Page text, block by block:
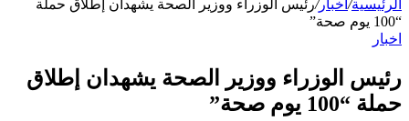
الرئيسية/ اخبار/رئيس الوزراء ووزير الصحة يشهدان إطلاق حملة
“100 يوم صحة”
اخبار
رئيس الوزراء ووزير الصحة يشهدان إطلاق
حملة “100 يوم صحة”